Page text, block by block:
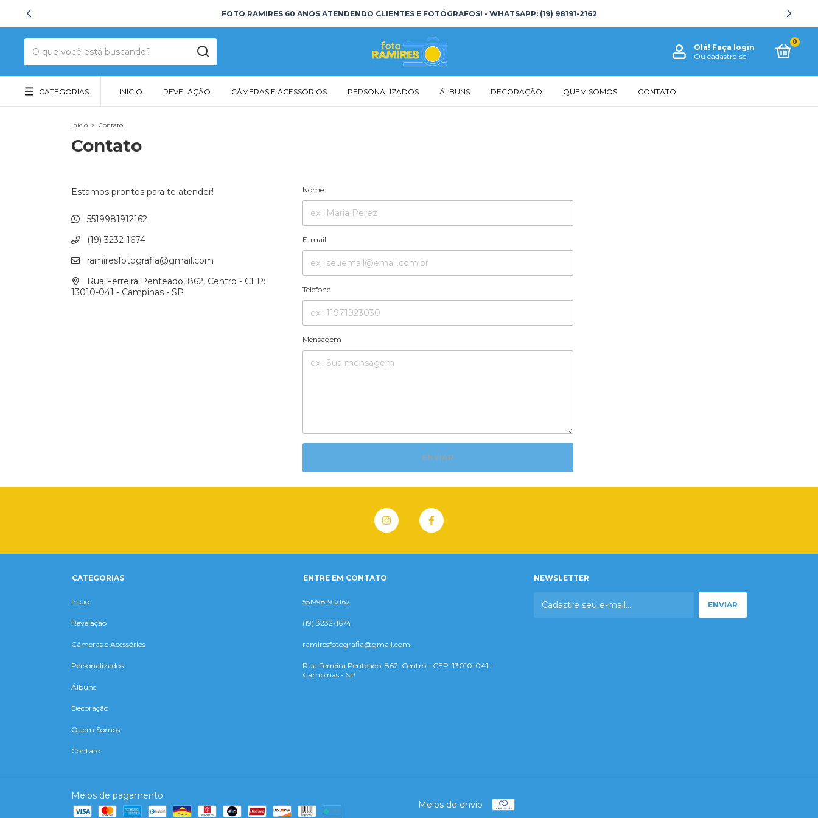
FOTO RAMIRES 60 ANOS ATENDENDO CLIENTES E FOTÓGRAFOS! - WHATSAPP: (19) 98191-2162
Olá! Faça login
Ou cadastre-se
0
CATEGORIAS INÍCIO REVELAÇÃO CÂMERAS E ACESSÓRIOS PERSONALIZADOS ÁLBUNS DECORAÇÃO QUEM SOMOS CONTATO
Início > Contato
Contato
Estamos prontos para te atender!
5519981912162
(19) 3232-1674
ramiresfotografia@gmail.com
Rua Ferreira Penteado, 862, Centro - CEP:
13010-041 - Campinas - SP
Nome
E-mail
Telefone
Mensagem
ENVIAR
CATEGORIAS
Início
Revelação
Câmeras e Acessórios
Personalizados
Álbuns
Decoração
Quem Somos
Contato
ENTRE EM CONTATO
5519981912162
(19) 3232-1674
ramiresfotografia@gmail.com
Rua Ferreira Penteado, 862, Centro - CEP: 13010-041 -
Campinas - SP
NEWSLETTER
Meios de pagamento
Meios de envio